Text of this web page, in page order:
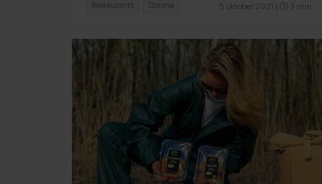
5 oktober 2021 3 min
Restaurants Corona